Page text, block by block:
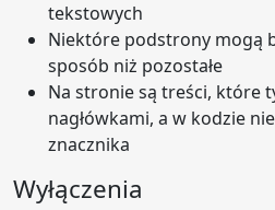
tekstowych
Niektóre podstrony mogą
sposób niż pozostałe
Na stronie są treści, które
nagłówkami, a w kodzie
znacznika
Wyłączenia